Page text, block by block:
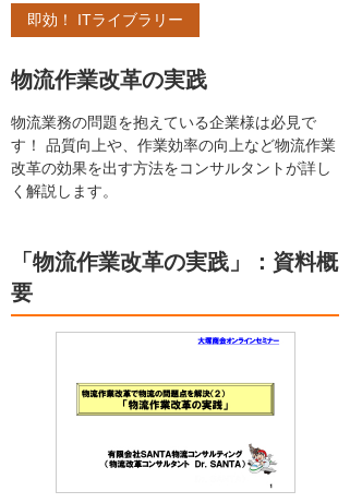
即効！ ITライブラリー
物流作業改革の実践
物流業務の問題を抱えている企業様は必見で
す！ 品質向上や、作業効率の向上など物流作業
改革の効果を出す方法をコンサルタントが詳し
く解説します。
「物流作業改革の実践」：資料概
要